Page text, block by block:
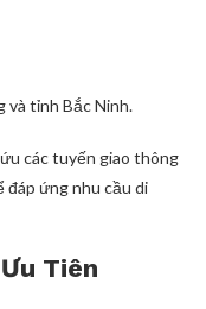
và tỉnh Bắc Ninh.
các tuyến giao thông
đáp ứng nhu cầu di
Tiên